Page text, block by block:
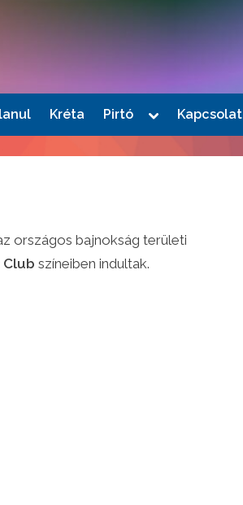
Kréta Pirtó
Toggle
menu
Kapcsolat
országos bajnokság területi
Club színeiben indultak.